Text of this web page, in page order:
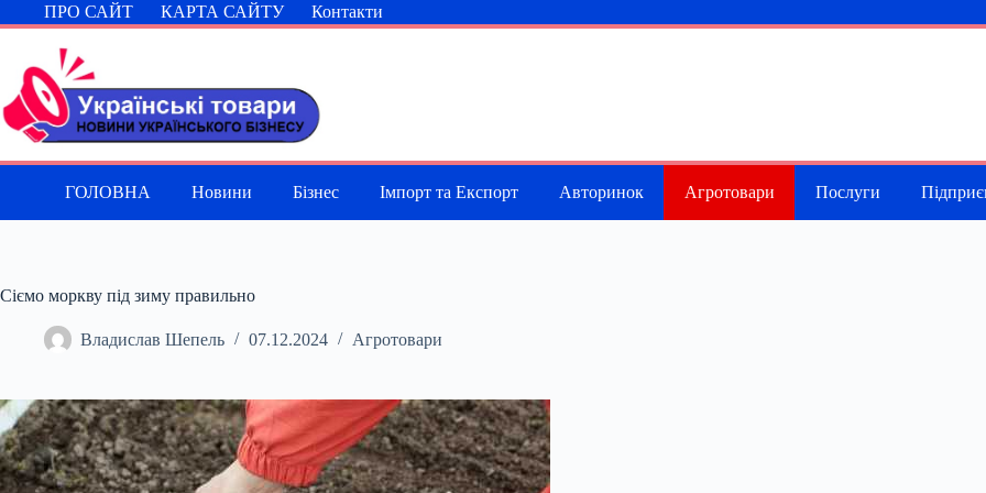
Перейти
до
ПРО САЙТ КАРТА САЙТУ Контакти
ГОЛОВНА Новини Бізнес Імпорт та Експорт Авторинок Агротовари Послуги
Сіємо моркву під зиму правильно
Владислав Шепель 07.12.2024 Агротовари